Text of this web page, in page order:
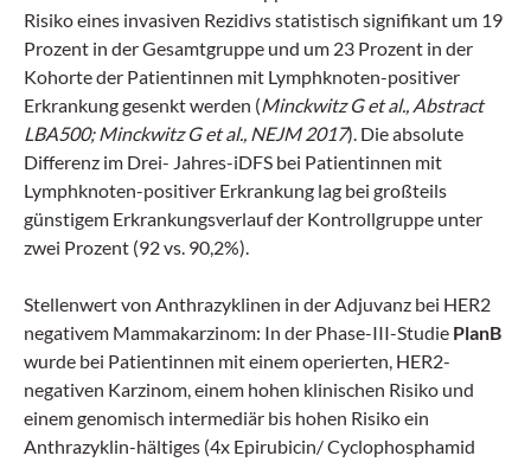
Risiko eines invasiven Rezidivs statistisch signifikant um 19
Prozent in der Gesamtgruppe und um 23 Prozent in der
Kohorte der Patientinnen mit Lymphknoten-positiver
Erkrankung gesenkt werden (Minckwitz G et al., Abstract
LBA500; Minckwitz G et al., NEJM 2017). Die absolute
Differenz im Drei- Jahres-iDFS bei Patientinnen mit
Lymphknoten-positiver Erkrankung lag bei großteils
günstigem Erkrankungsverlauf der Kontrollgruppe unter
zwei Prozent (92 vs. 90,2%).
Stellenwert von Anthrazyklinen in der Adjuvanz bei HER2
negativem Mammakarzinom: In der Phase-III-Studie PlanB
wurde bei Patientinnen mit einem operierten, HER2-
negativen Karzinom, einem hohen klinischen Risiko und
einem genomisch intermediär bis hohen Risiko ein
Anthrazyklin-hältiges (4x Epirubicin/ Cyclophosphamid